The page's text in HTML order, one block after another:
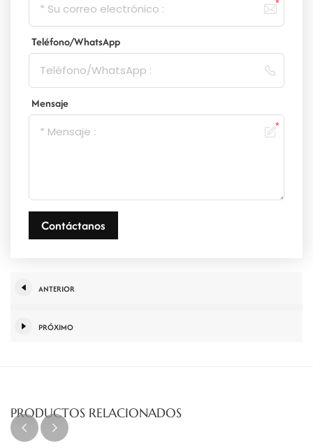
Teléfono/WhatsApp
Mensaje
Contáctanos
ANTERIOR
PRÓXIMO
PRODUCTOS RELACIONADOS